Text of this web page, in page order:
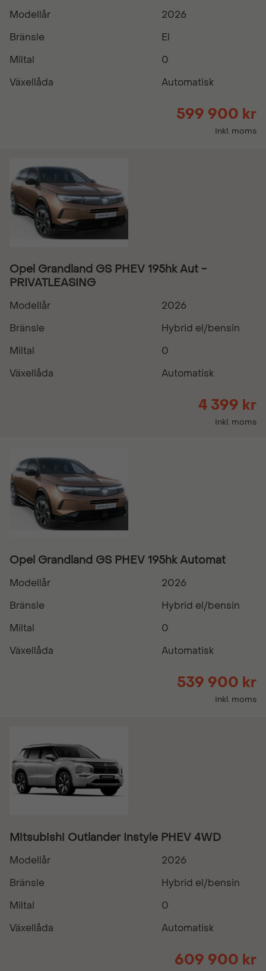
Modellår
2026
Bränsle
El
Miltal
0
Växellåda
Automatisk
599 900 kr
Inkl. moms
Opel Grandland GS PHEV 195hk Aut -
PRIVATLEASING
Modellår
2026
Bränsle
Hybrid el/bensin
Miltal
0
Växellåda
Automatisk
4 399 kr
Inkl. moms
Opel Grandland GS PHEV 195hk Automat
Modellår
2026
Bränsle
Hybrid el/bensin
Miltal
0
Växellåda
Automatisk
539 900 kr
Inkl. moms
Mitsubishi Outlander Instyle PHEV 4WD
Modellår
2026
Bränsle
Hybrid el/bensin
Miltal
0
Växellåda
Automatisk
609 900 kr